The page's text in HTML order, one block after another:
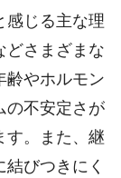
感じる主な理
どさまざまな
齢やホルモン
の不安定さが
す。また、継
びつきにく